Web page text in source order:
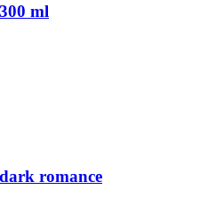
ml
romance